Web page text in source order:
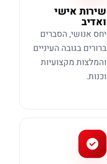
שירות אישי
ואדיב
יחס אנושי, הסברים
ברורים בגובה העיניים
והמלצות מקצועיות
וכנות.